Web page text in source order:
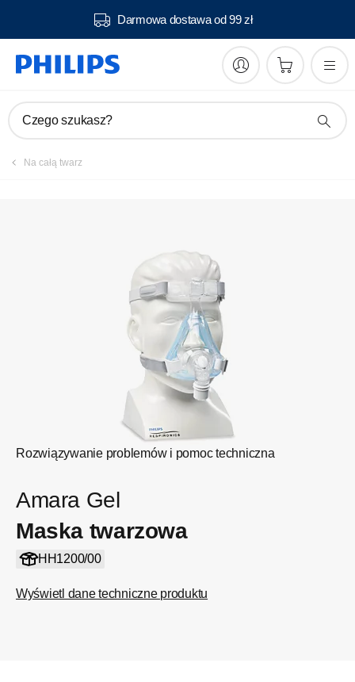
Darmowa dostawa od 99 zł
Czego szukasz?
Na całą twarz
Rozwiązywanie problemów i pomoc techniczna
Amara Gel
Maska twarzowa
HH1200/00
Wyświetl dane techniczne produktu
Instrukcje oraz dokumentacja